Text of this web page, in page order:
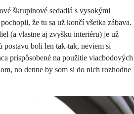
škrupinové sedadlá s vysokými
že tu sa už končí všetka zábava.
(a vlastne aj zvyšku interiéru) je už
postavu boli len tak-tak, neviem si
prispôsobené na použitie viacbodových
no denne by som si do nich rozhodne